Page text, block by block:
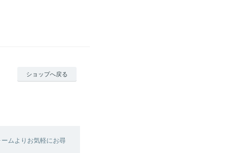
ショップへ戻る
ムよりお気軽にお尋